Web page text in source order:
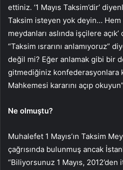
ettiniz. ‘1 Mayıs Taksim’dir’
Taksim isteyen yok deyin… Hem
meydanları aslında işçilere
“Taksim ısrarını anlamıyoruz”
değil mi? Eğer anlamak gibi bir
gitmediğiniz konfederasyonlara
Mahkemesi kararını açıp
Ne olmuştu?
Muhalefet 1 Mayıs’ın Taksim
çağrısında bulunmuş ancak
“Biliyorsunuz 1 Mayıs, 2012’den